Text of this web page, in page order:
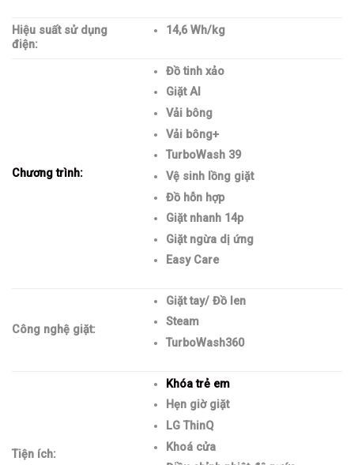
Hiệu suất sử dụng
điện:
14,6 Wh/kg
Chương trình:
Đồ tinh xảo
Giặt AI
Vải bông
Vải bông+
TurboWash 39
Vệ sinh lồng giặt
Đồ hỗn hợp
Giặt nhanh 14p
Giặt ngừa dị ứng
Easy Care
Công nghệ giặt:
Giặt tay/ Đồ len
Steam
TurboWash360
Tiện ích:
Khóa trẻ em
Hẹn giờ giặt
LG ThinQ
Khoá cửa